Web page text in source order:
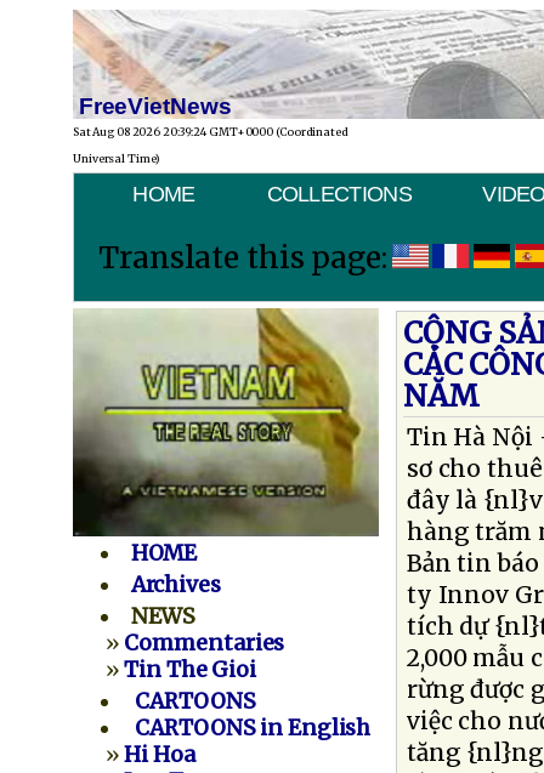
FreeVietNews
Sat Aug 08 2026 20:39:24 GMT+0000 (Coordinated
Universal Time)
HOME COLLECTIONS
Translate this page:
HOME
Archives
NEWS
» Commentaries
»Tin The Gioi
CARTOONS
CARTOONS in English
»Hi Hoa
CỘNG
CÁC
NĂM
Tin Hà Nội
sơ cho
đây là
hàng trăm
Bản tin
ty Innov
tích dự
2,000 mẫu
rừng được
việc cho
tăng